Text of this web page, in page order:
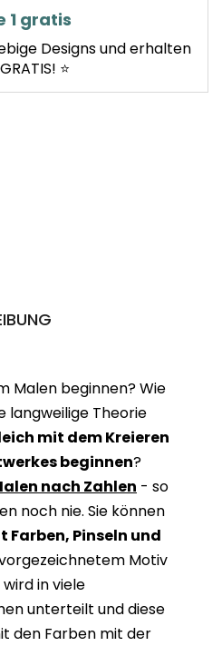
1 gratis
Designs und erhalten
⭐
Malen beginnen? Wie
langweilige Theorie
mit dem Kreieren
beginnen?
nach Zahlen - so
noch nie. Sie können
Farben, Pinseln und
Motiv
in viele
unterteilt und diese
den Farben mit der